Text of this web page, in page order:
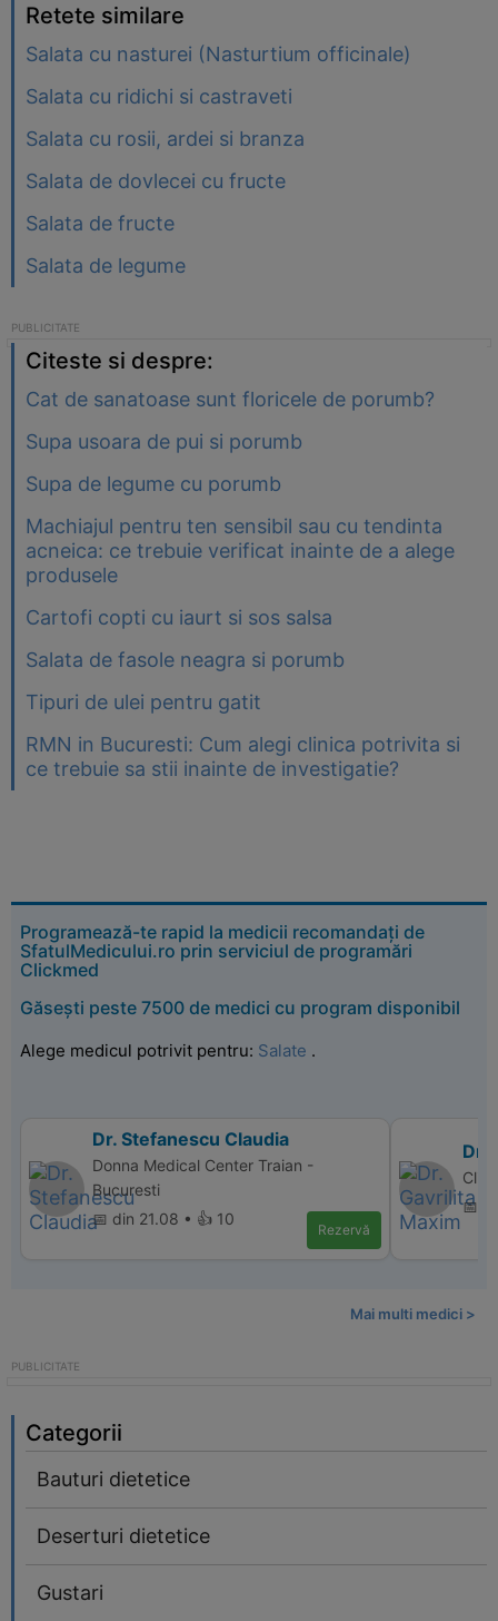
Retete similare
Salata cu nasturei (Nasturtium officinale)
Salata cu ridichi si castraveti
Salata cu rosii, ardei si branza
Salata de dovlecei cu fructe
Salata de fructe
Salata de legume
Citeste si despre:
Cat de sanatoase sunt floricele de porumb?
Supa usoara de pui si porumb
Supa de legume cu porumb
Machiajul pentru ten sensibil sau cu tendinta
acneica: ce trebuie verificat inainte de a alege
produsele
Cartofi copti cu iaurt si sos salsa
Salata de fasole neagra si porumb
Tipuri de ulei pentru gatit
RMN in Bucuresti: Cum alegi clinica potrivita si
ce trebuie sa stii inainte de investigatie?
Programează-te rapid la medicii recomandați de
SfatulMedicului.ro prin serviciul de programări
Clickmed
Găsești peste 7500 de medici cu program disponibil
Alege medicul potrivit pentru: Salate .
Dr. Stefanescu Claudia
Donna Medical Center Traian -
Bucuresti
📅 din 21.08 • 👍 10
Rezervă
Dr.
📅
Mai multi medici >
Categorii
Bauturi dietetice
Deserturi dietetice
Gustari